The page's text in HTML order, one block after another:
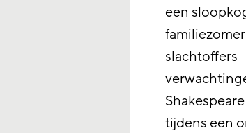
een
slachtoffers
tijdens een